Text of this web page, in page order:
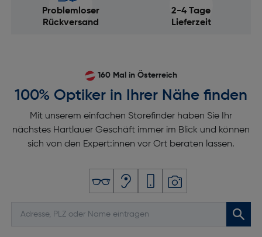
Kamera-Typ: Spiegellose Systemkamera
Sensor-Typ: CMOS
Längste Verschlusszeit mechanisch: 30
Bulb: maximal 900
Längste Verschlusszeit elektronisch [s]: 30
Kürzeste Verschlusszeit mechanisch: 1/8000
Problemloser
Rückversand
2-4 Tage
Lieferzeit
160 Mal in Österreich
100% Optiker in Ihrer Nähe finden
Mit unserem einfachen Storefinder haben Sie Ihr
nächstes Hartlauer Geschäft immer im Blick und können
sich von den Expert:innen vor Ort beraten lassen.